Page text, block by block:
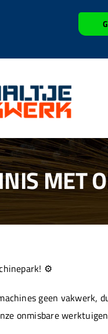
MET
⚙️
geen vakwerk,
onmisbare